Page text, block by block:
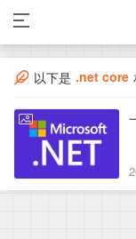
以下是 .net core